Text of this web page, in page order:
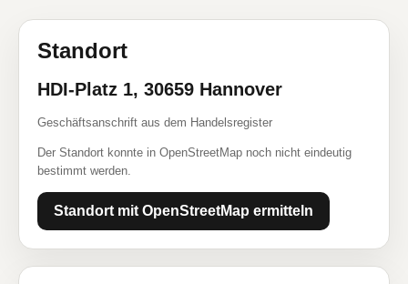
Standort
HDI-Platz 1, 30659 Hannover
Geschäftsanschrift aus dem Handelsregister
Der Standort konnte in OpenStreetMap noch nicht eindeutig
bestimmt werden.
Standort mit OpenStreetMap ermitteln